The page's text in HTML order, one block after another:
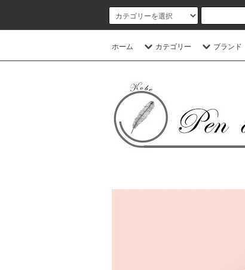
ホーム カテゴリー ブランド